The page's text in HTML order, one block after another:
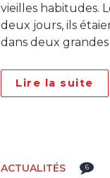
vieilles habitudes.
deux jours, ils
dans deux
Lire la suite
ACTUALITÉS 6